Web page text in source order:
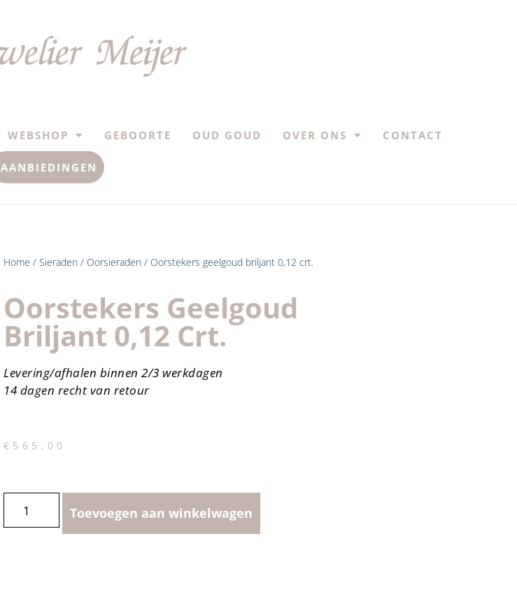
WEBSHOP GEBOORTE OUD GOUD OVER ONS CONTACT
AANBIEDINGEN
Home / Sieraden / Oorsieraden / Oorstekers geelgoud briljant 0,12 crt.
Oorstekers Geelgoud
Briljant 0,12 Crt.
Levering/afhalen binnen 2/3 werkdagen
14 dagen recht van retour
€ 565.00
Toevoegen aan winkelwagen